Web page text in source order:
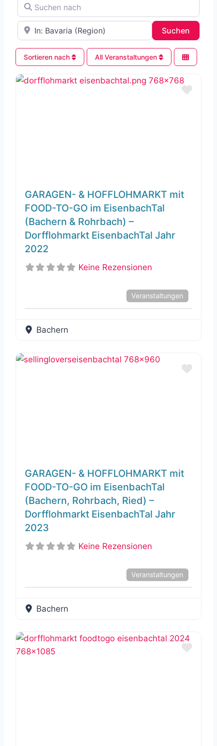
Suchen nach
In der Nähe SuchenSearch
Sortieren nach All Veranstaltungen
GARAGEN- & HOFFLOHMARKT mit
FOOD-TO-GO im EisenbachTal
(Bachern & Rohrbach) –
Dorfflohmarkt EisenbachTal Jahr
2022
Keine Rezensionen
Veranstaltungen
Bachern
GARAGEN- & HOFFLOHMARKT mit
FOOD-TO-GO im EisenbachTal
(Bachern, Rohrbach, Ried) –
Dorfflohmarkt EisenbachTal Jahr
2023
Keine Rezensionen
Veranstaltungen
Bachern